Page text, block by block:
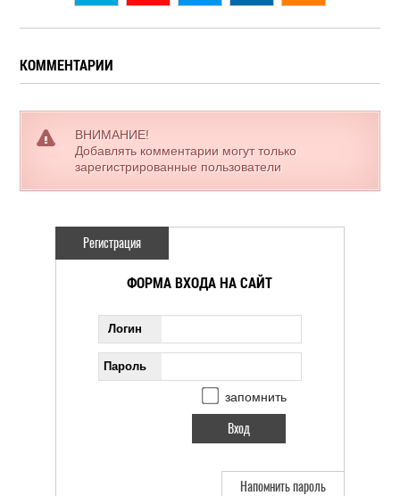
КОММЕНТАРИИ
ВНИМАНИЕ!
Добавлять комментарии могут только
зарегистрированные пользователи
Регистрация
ФОРМА ВХОДА НА САЙТ
Логин
Пароль
запомнить
Напомнить пароль